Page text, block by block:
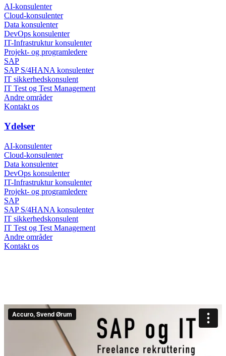
AI-konsulenter
Cloud-konsulenter
Data konsulenter
DevOps konsulenter
IT-Infrastruktur konsulenter
Projekt- og programledere
SAP
SAP S/4HANA konsulenter
IT sikkerhedskonsulent
IT Test og Test Management
Andre områder
Kontakt os
Ydelser
AI-konsulenter
Cloud-konsulenter
Data konsulenter
DevOps konsulenter
IT-Infrastruktur konsulenter
Projekt- og programledere
SAP
SAP S/4HANA konsulenter
IT sikkerhedskonsulent
IT Test og Test Management
Andre områder
Kontakt os